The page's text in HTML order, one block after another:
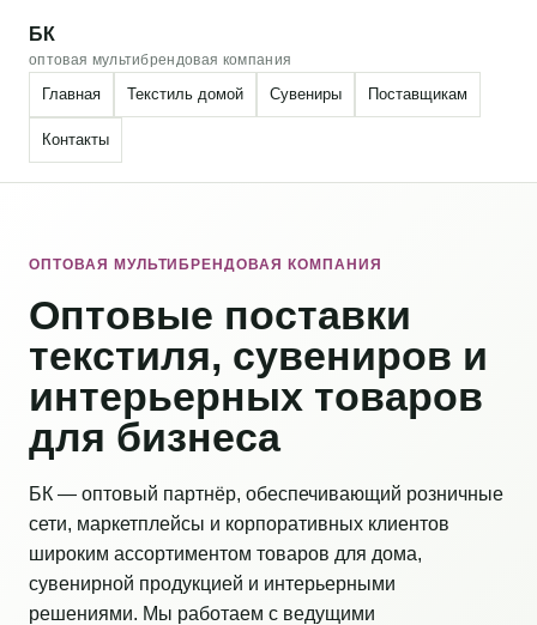
БК
оптовая мультибрендовая компания
Главная Текстиль домой Сувениры Поставщикам
Контакты
ОПТОВАЯ МУЛЬТИБРЕНДОВАЯ КОМПАНИЯ
Оптовые поставки
текстиля, сувениров и
интерьерных товаров
для бизнеса
БК — оптовый партнёр, обеспечивающий розничные
сети, маркетплейсы и корпоративных клиентов
широким ассортиментом товаров для дома,
сувенирной продукцией и интерьерными
решениями. Мы работаем с ведущими